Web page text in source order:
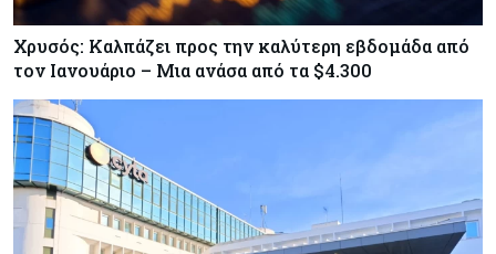
Χρυσός: Καλπάζει προς την καλύτερη εβδομάδα από
τον Ιανουάριο – Μια ανάσα από τα $4.300